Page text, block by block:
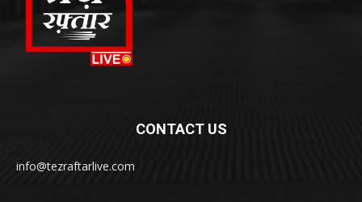
CONTACT US
info@tezraftarlive.com